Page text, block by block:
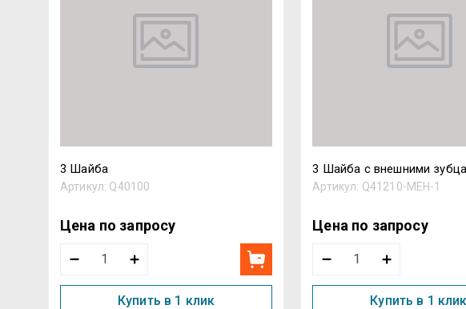
3 Шайба
Артикул: Q40100
Цена по запросу
Купить в 1 клик
3 Шайба с внешними
Артикул: Q41210-MEH-1
Цена по запросу
Купить в 1 клик